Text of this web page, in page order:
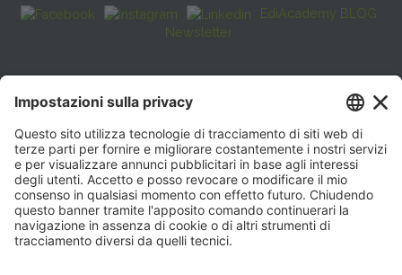
EdiAcademy BLOG
Newsletter
FAQ
CONTATTI
EdiAcademy
Sede operativa: V.le E. Forlanini, 21 - 20134, Milano
(+39)0270211274
E-mail:formazione@eenet.it
Sede legale: V.le E. Forlanini, 21 - 20134, Milano